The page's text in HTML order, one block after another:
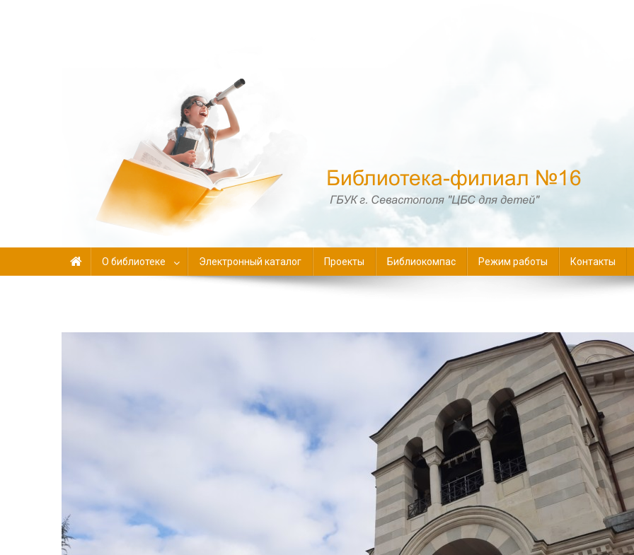
О библиотеке Электронный каталог Проекты Библиокомпас Режим работы Контакты